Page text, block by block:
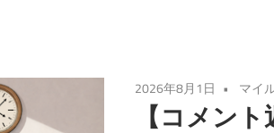
2026年8月1日 マイ
【コメン